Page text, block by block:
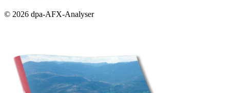
© 2026 dpa-AFX-Analyser